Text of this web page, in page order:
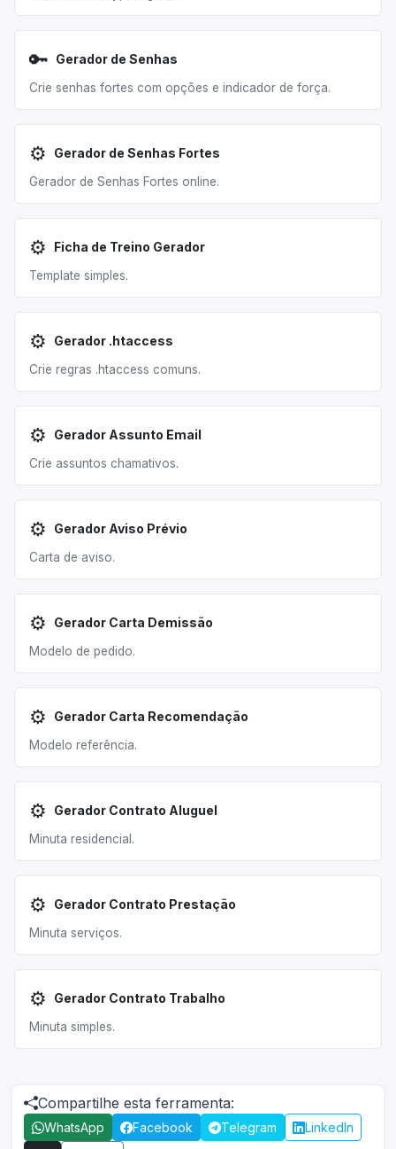
🔑 Gerador de Senhas
Crie senhas fortes com opções e indicador de força.
⚙️ Gerador de Senhas Fortes
Gerador de Senhas Fortes online.
⚙️ Ficha de Treino Gerador
Template simples.
⚙️ Gerador .htaccess
Crie regras .htaccess comuns.
⚙️ Gerador Assunto Email
Crie assuntos chamativos.
⚙️ Gerador Aviso Prévio
Carta de aviso.
⚙️ Gerador Carta Demissão
Modelo de pedido.
⚙️ Gerador Carta Recomendação
Modelo referência.
⚙️ Gerador Contrato Aluguel
Minuta residencial.
⚙️ Gerador Contrato Prestação
Minuta serviços.
⚙️ Gerador Contrato Trabalho
Minuta simples.
Compartilhe esta ferramenta:
WhatsApp Facebook Telegram
LinkedIn